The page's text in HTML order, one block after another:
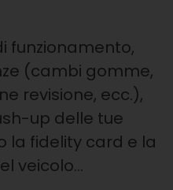
funzionamento,
(cambi gomme,
revisione, ecc.),
up delle tue
la fidelity card e la
veicolo…